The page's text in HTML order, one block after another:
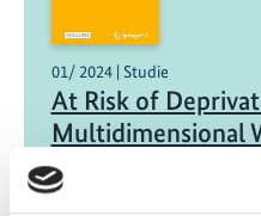
01/ 2024 | Studie
At Risk of
Multidimensional
of Climate
Peru